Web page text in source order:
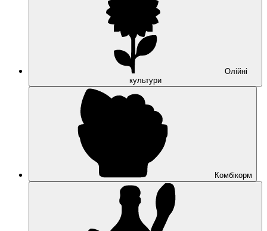
Олійні
культури
Комбікорм